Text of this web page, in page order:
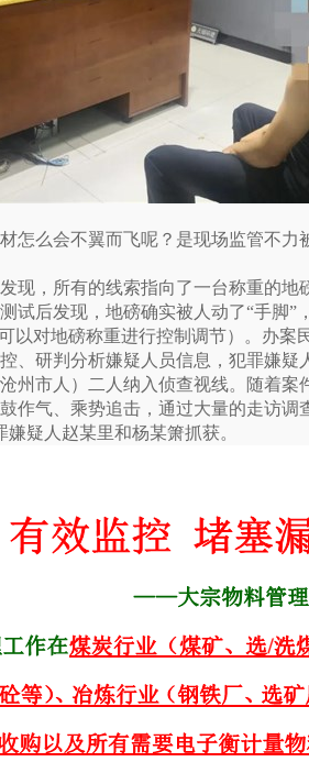
怎么会不翼而飞呢？是现场监管不力
现，所有的线索指向了一台称重的地
试后发现，地磅确实被人动了“手脚”
以对地磅称重进行控制调节）。办案
、研判分析嫌疑人员信息，犯罪嫌疑
州市人）二人纳入侦查视线。随着案
作气、乘势追击，通过大量的走访调
疑人赵某里和杨某箫抓获。